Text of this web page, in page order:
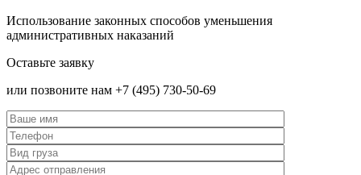
Использование законных способов уменьшения
административных наказаний
Оставьте заявку
или позвоните нам +7 (495) 730-50-69